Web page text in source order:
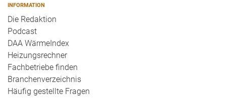
INFORMATION
Die Redaktion
Podcast
DAA WärmeIndex
Heizungsrechner
Fachbetriebe finden
Branchenverzeichnis
Häufig gestellte Fragen